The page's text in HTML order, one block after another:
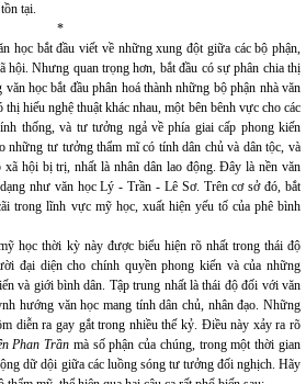
tại.
*
học bắt đầu viết về những xung đột giữa các bộ phận,
hội. Nhưng quan trọng hơn, bắt đầu có sự phân chia thị
học bắt đầu phân hoá thành những bộ phận nhà văn
hiếu nghệ thuật khác nhau, một bên bênh vực cho các
thống, và tư tưởng ngả về phía giai cấp phong kiến
những tư tưởng thẩm mĩ có tính dân chủ và dân tộc, và
hội bị trị, nhất là nhân dân lao động. Đây là nền văn
như văn học Lý - Trần - Lê Sơ. Trên cơ sở đó, bắt
trong lĩnh vực mỹ học, xuất hiện yếu tố của phê bình
học thời kỳ này được biểu hiện rõ nhất trong thái độ
đại diện cho chính quyền phong kiến và của những
và giới bình dân. Tập trung nhất là thái độ đối với văn
hướng văn học mang tính dân chủ, nhân đạo. Những
diễn ra gay gắt trong nhiều thế kỷ. Điều này xảy ra rõ
Phan Trần mà số phận của chúng, trong một thời gian
dữ dội giữa các luồng sóng tư tưởng đối nghịch. Hãy